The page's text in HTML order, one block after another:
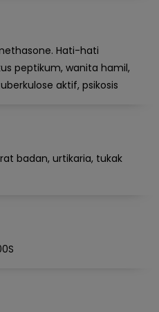
Hati-hati
peptikum, wanita hamil,
aktif, psikosis
badan, urtikaria, tukak